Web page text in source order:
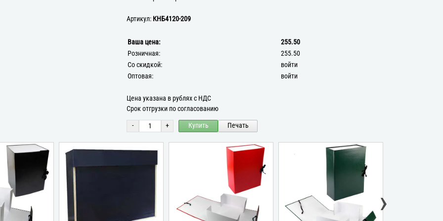
Артикул: КНБ4120-209
Ваша цена:
255.50
Розничная:
255.50
Со скидкой:
войти
Оптовая:
войти
Цена указана в рублях с НДС
Срок отгрузки по согласованию
- + Купить Печать
›